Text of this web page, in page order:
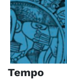
Tempo